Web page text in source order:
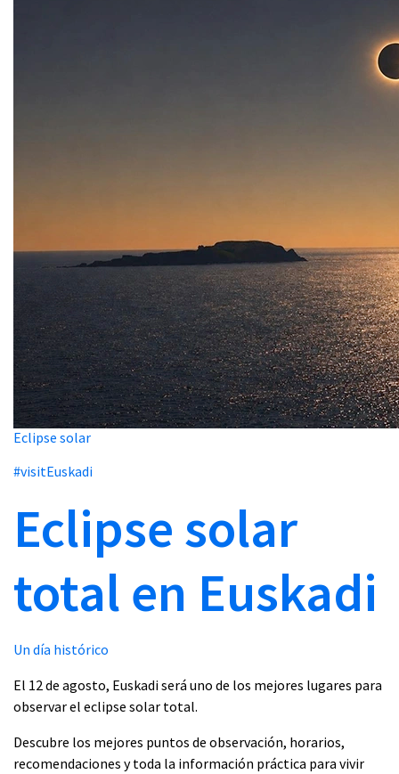
Eclipse solar
#visitEuskadi
Eclipse solar
total en Euskadi
Un día histórico
El 12 de agosto, Euskadi será uno de los mejores lugares para
observar el eclipse solar total.
Descubre los mejores puntos de observación, horarios,
recomendaciones y toda la información práctica para vivir